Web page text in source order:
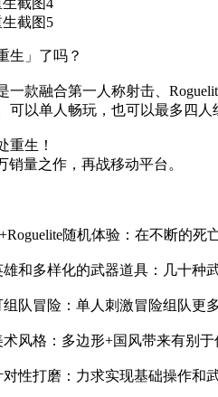
生」了吗？
一款融合第一人称射击、
可以单人畅玩，也可以最多四
重生！
销量之作，再战移动平台。
+Roguelite随机体验：在不断的
雄和多样化的武器道具：几十种
组队冒险：单人刺激冒险组队更
术风格：多边形+国风带来有别
对性打磨：力求实现基础操作和